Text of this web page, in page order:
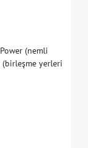
Power (nemli
(birleşme yerleri